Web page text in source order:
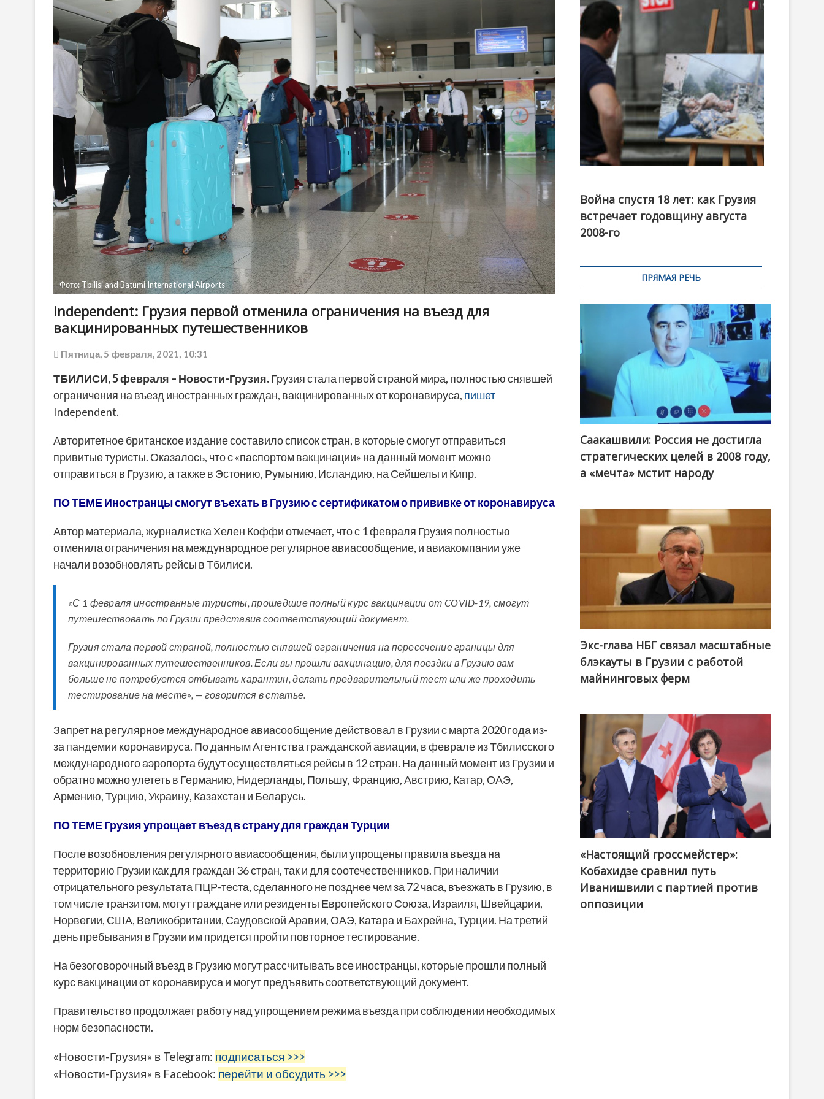
o
n
Фото: Tbilisi and Batumi International Airports
Independent: Грузия первой отменила ограничения на въезд для
вакцинированных путешественников
Пятница, 5 февраля, 2021, 10:31
ТБИЛИСИ, 5 февраля – Новости-Грузия.Грузия стала первой страной мира, полностью снявшей
ограничения на въезд иностранных граждан, вакцинированных от коронавируса, пишет
Independent.
Авторитетное британское издание составило список стран, в которые смогут отправиться
привитые туристы. Оказалось, что с «паспортом вакцинации» на данный момент можно
отправиться в Грузию, а также в Эстонию, Румынию, Исландию, на Сейшелы и Кипр.
ПО ТЕМЕ Иностранцы смогут въехать в Грузию с сертификатом о прививке от коронавируса
Автор материала, журналистка Хелен Коффи отмечает, что с 1 февраля Грузия полностью
отменила ограничения на международное регулярное авиасообщение, и авиакомпании уже
начали возобновлять рейсы в Тбилиси.
«С 1 февраля иностранные туристы, прошедшие полный курс вакцинации от COVID-19, смогут
путешествовать по Грузии представив соответствующий документ.
Грузия стала первой страной, полностью снявшей ограничения на пересечение границы для
вакцинированных путешественников. Если вы прошли вакцинацию, для поездки в Грузию вам
больше не потребуется отбывать карантин, делать предварительный тест или же проходить
тестирование на месте», — говорится в статье.
Запрет на регулярное международное авиасообщение действовал в Грузии с марта 2020 года из-
за пандемии коронавируса. По данным Агентства гражданской авиации, в феврале из Тбилисского
международного аэропорта будут осуществляться рейсы в 12 стран. На данный момент из Грузии и
обратно можно улететь в Германию, Нидерланды, Польшу, Францию, Австрию, Катар, ОАЭ,
Армению, Турцию, Украину, Казахстан и Беларусь.
ПО ТЕМЕ Грузия упрощает въезд в страну для граждан Турции
После возобновления регулярного авиасообщения, были упрощены правила въезда на
территорию Грузии как для граждан 36 стран, так и для соотечественников. При наличии
отрицательного результата ПЦР-теста, сделанного не позднее чем за 72 часа, въезжать в Грузию, в
том числе транзитом, могут граждане или резиденты Европейского Союза, Израиля, Швейцарии,
Норвегии, США, Великобритании, Саудовской Аравии, ОАЭ, Катара и Бахрейна, Турции. На третий
день пребывания в Грузии им придется пройти повторное тестирование.
На безоговорочный въезд в Грузию могут рассчитывать все иностранцы, которые прошли полный
курс вакцинации от коронавируса и могут предъявить соответствующий документ.
Правительство продолжает работу над упрощением режима въезда при соблюдении необходимых
норм безопасности.
«Новости-Грузия» в Telegram: подписаться >>>
«Новости-Грузия» в Facebook: перейти и обсудить >>>
канал
Война спустя 18 лет: как Грузия
встречает годовщину августа
2008-го
ПРЯМАЯ РЕЧЬ
Саакашвили: Россия не достигла
стратегических целей в 2008 году,
а «мечта» мстит народу
Экс-глава НБГ связал масштабные
блэкауты в Грузии с работой
майнинговых ферм
@ქართული ოცნება / Georgian Dream
«Настоящий гроссмейстер»:
Кобахидзе сравнил путь
Иванишвили с партией против
оппозиции